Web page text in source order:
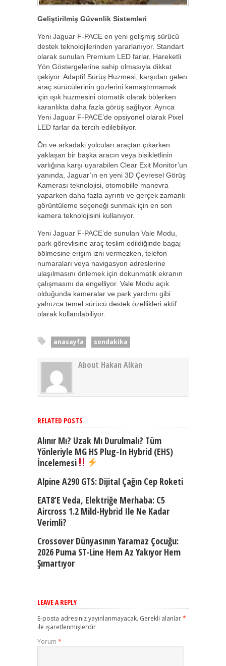
Geliştirilmiş Güvenlik Sistemleri
Yeni Jaguar F-PACE en yeni gelişmiş sürücü
destek teknolojilerinden yararlanıyor. Standart
olarak sunulan Premium LED farlar, Hareketli
Yön Göstergelerine sahip olmasıyla dikkat
çekiyor. Adaptif Sürüş Huzmesi, karşıdan gelen
araç sürücülerinin gözlerini kamaştırmamak
için ışık huzmesini otomatik olarak bölerken
karanlıkta daha fazla görüş sağlıyor. Ayrıca
Yeni Jaguar F-PACE’de opsiyonel olarak Pixel
LED farlar da tercih edilebiliyor.
Ön ve arkadaki yolcuları araçtan çıkarken
yaklaşan bir başka aracın veya bisikletlinin
varlığına karşı uyarabilen Clear Exit Monitor’un
yanında, Jaguar’ın en yeni 3D Çevresel Görüş
Kamerası teknolojisi, otomobille manevra
yaparken daha fazla ayrıntı ve gerçek zamanlı
görüntüleme seçeneği sunmak için en son
kamera teknolojisini kullanıyor.
Yeni Jaguar F-PACE’de sunulan Vale Modu,
park görevlisine araç teslim edildiğinde bagaj
bölmesine erişim izni vermezken, telefon
numaraları veya navigasyon adreslerine
ulaşılmasını önlemek için dokunmatik ekranın
çalışmasını da engelliyor. Vale Modu açık
olduğunda kameralar ve park yardımı gibi
yalnızca temel sürücü destek özellikleri aktif
olarak kullanılabiliyor.
anasayfa sondakika
About Hakan Alkan
RELATED POSTS
Alınır Mı? Uzak Mı Durulmalı? Tüm
Yönleriyle MG HS Plug-In Hybrid (EHS)
İncelemesi
Alpine A290 GTS: Dijital Çağın Cep Roketi
EAT8’e Veda, Elektriğe Merhaba: C5
Aircross 1.2 Mild-Hybrid Ile Ne Kadar
Verimli?
Crossover Dünyasının Yaramaz Çocuğu:
2026 Puma ST-Line Hem Az Yakıyor Hem
Şımartıyor
LEAVE A REPLY
E-posta adresiniz yayınlanmayacak. Gerekli alanlar*
ile işaretlenmişlerdir
Yorum *